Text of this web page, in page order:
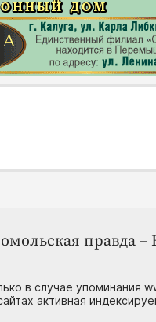
правда –
в случае упоминания
активная